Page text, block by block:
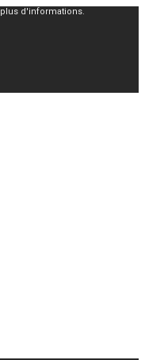
d'informations.